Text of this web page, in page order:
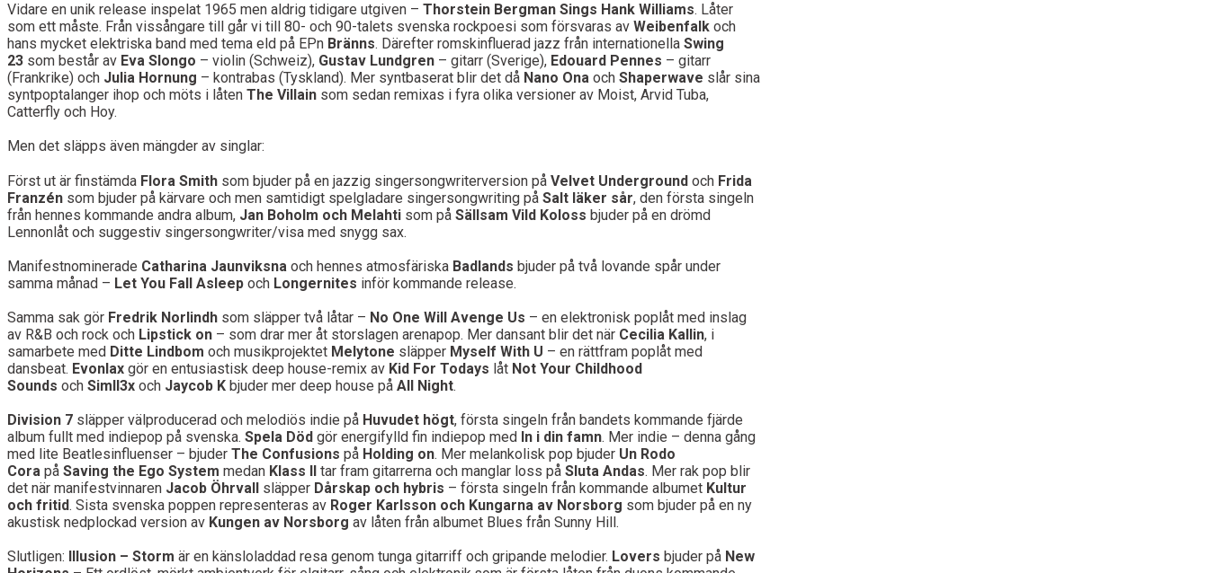
Vidare en unik release inspelat 1965 men aldrig tidigare utgiven – Thorstein Bergman Sings Hank Williams. Låter
som ett måste. Från vissångare till går vi till 80- och 90-talets svenska rockpoesi som försvaras av Weibenfalk och
hans mycket elektriska band med tema eld på EPn Bränns. Därefter romskinfluerad jazz från internationella Swing
23 som består av Eva Slongo – violin (Schweiz), Gustav Lundgren – gitarr (Sverige), Edouard Pennes – gitarr
(Frankrike) och Julia Hornung – kontrabas (Tyskland). Mer syntbaserat blir det då Nano Ona och Shaperwave slår sina
syntpoptalanger ihop och möts i låten The Villain som sedan remixas i fyra olika versioner av Moist, Arvid Tuba,
Catterfly och Hoy.
Men det släpps även mängder av singlar:
Först ut är finstämda Flora Smith som bjuder på en jazzig singersongwriterversion på Velvet Underground och Frida
Franzén som bjuder på kärvare och men samtidigt spelgladare singersongwriting på Salt läker sår, den första singeln
från hennes kommande andra album, Jan Boholm och Melahti som på Sällsam Vild Koloss bjuder på en drömd
Lennonlåt och suggestiv singersongwriter/visa med snygg sax.
Manifestnominerade Catharina Jaunviksna och hennes atmosfäriska Badlands bjuder på två lovande spår under
samma månad – Let You Fall Asleep och Longernites inför kommande release.
Samma sak gör Fredrik Norlindh som släpper två låtar – No One Will Avenge Us – en elektronisk poplåt med inslag
av R&B och rock och Lipstick on – som drar mer åt storslagen arenapop. Mer dansant blir det när Cecilia Kallin, i
samarbete med Ditte Lindbom och musikprojektet Melytone släpper Myself With U – en rättfram poplåt med
dansbeat. Evonlax gör en entusiastisk deep house-remix av Kid For Todays låt Not Your Childhood
Sounds och Simll3x och Jaycob K bjuder mer deep house på All Night.
Division 7 släpper välproducerad och melodiös indie på Huvudet högt, första singeln från bandets kommande fjärde
album fullt med indiepop på svenska. Spela Död gör energifylld fin indiepop med In i din famn. Mer indie – denna gång
med lite Beatlesinfluenser – bjuder The Confusions på Holding on. Mer melankolisk pop bjuder Un Rodo
Cora på Saving the Ego System medan Klass II tar fram gitarrerna och manglar loss på Sluta Andas. Mer rak pop blir
det när manifestvinnaren Jacob Öhrvall släpper Dårskap och hybris – första singeln från kommande albumet Kultur
och fritid. Sista svenska poppen representeras av Roger Karlsson och Kungarna av Norsborg som bjuder på en ny
akustisk nedplockad version av Kungen av Norsborg av låten från albumet Blues från Sunny Hill.
Slutligen: Illusion – Storm är en känsloladdad resa genom tunga gitarriff och gripande melodier. Lovers bjuder på New